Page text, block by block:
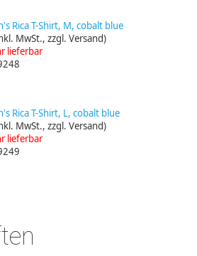
Rica T-Shirt, M, cobalt blue
MwSt., zzgl. Versand)
lieferbar
Rica T-Shirt, L, cobalt blue
MwSt., zzgl. Versand)
lieferbar